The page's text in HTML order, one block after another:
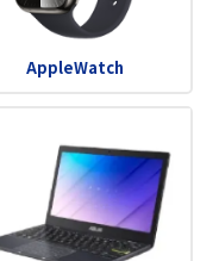
AppleWatch